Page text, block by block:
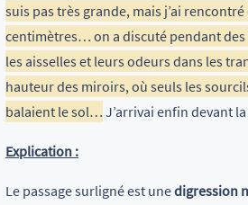
suis pas très grande, mais j’ai
centimètres… on a discuté pendant
les aisselles et leurs odeurs dans les
hauteur des miroirs, où seuls les
balaient le sol… J’arrivai enfin devant
Explication :
Le passage surligné est unedigression